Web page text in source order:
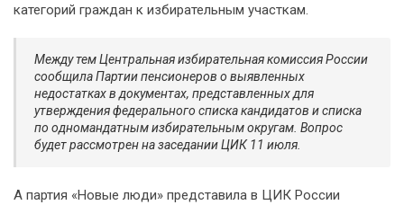
категорий граждан к избирательным участкам.
Между тем Центральная избирательная комиссия России
сообщила Партии пенсионеров о выявленных
недостатках в документах, представленных для
утверждения федерального списка кандидатов и списка
по одномандатным избирательным округам. Вопрос
будет рассмотрен на заседании ЦИК 11 июля.
А партия «Новые люди» представила в ЦИК России